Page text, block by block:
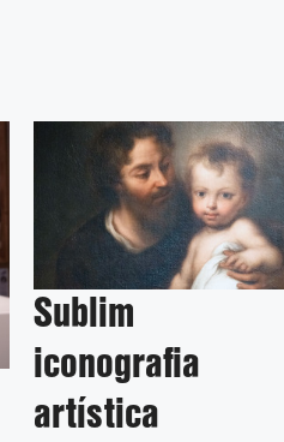
Sublim
iconografia
artística